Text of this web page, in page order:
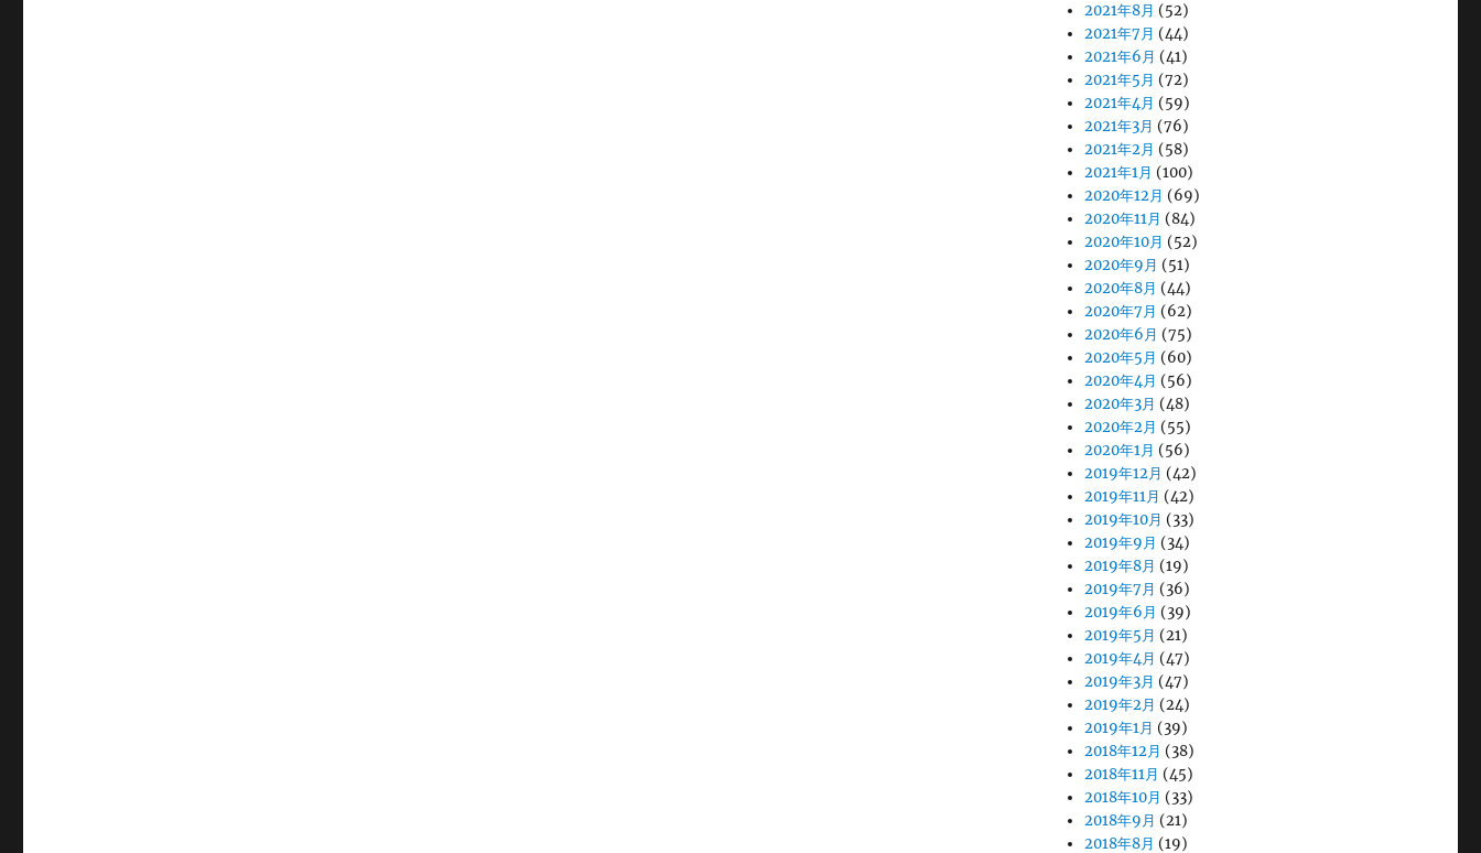
2021年8月 (52)
2021年7月 (44)
2021年6月 (41)
2021年5月 (72)
2021年4月 (59)
2021年3月 (76)
2021年2月 (58)
2021年1月 (100)
2020年12月 (69)
2020年11月 (84)
2020年10月 (52)
2020年9月 (51)
2020年8月 (44)
2020年7月 (62)
2020年6月 (75)
2020年5月 (60)
2020年4月 (56)
2020年3月 (48)
2020年2月 (55)
2020年1月 (56)
2019年12月 (42)
2019年11月 (42)
2019年10月 (33)
2019年9月 (34)
2019年8月 (19)
2019年7月 (36)
2019年6月 (39)
2019年5月 (21)
2019年4月 (47)
2019年3月 (47)
2019年2月 (24)
2019年1月 (39)
2018年12月 (38)
2018年11月 (45)
2018年10月 (33)
2018年9月 (21)
2018年8月 (19)